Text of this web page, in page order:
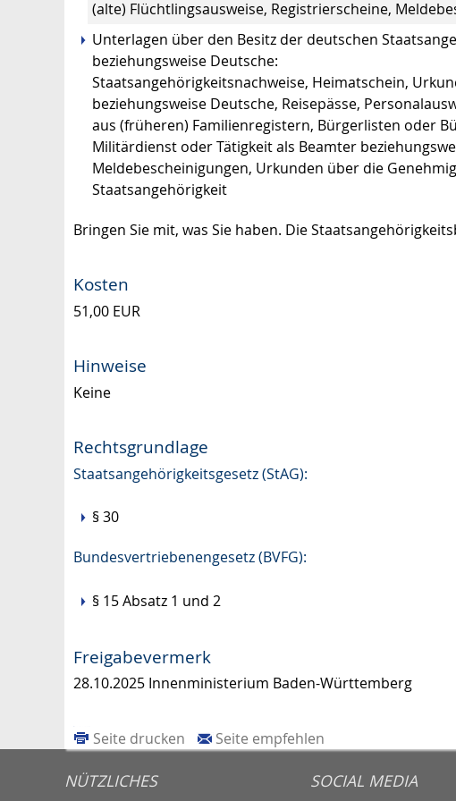
(alte) Flüchtlingsausweise, Registrierscheine,
Unterlagen über den Besitz der deutschen
beziehungsweise Deutsche:
Staatsangehörigkeitsnachweise, Heimatschein,
beziehungsweise Deutsche, Reisepässe,
aus (früheren) Familienregistern, Bürgerlisten oder
Militärdienst oder Tätigkeit als Beamter
Meldebescheinigungen, Urkunden über die
Staatsangehörigkeit
Bringen Sie mit, was Sie haben. Die
Kosten
51,00 EUR
Hinweise
Keine
Rechtsgrundlage
Staatsangehörigkeitsgesetz (StAG):
§ 30
Bundesvertriebenengesetz (BVFG):
§ 15 Absatz 1 und 2
Freigabevermerk
28.10.2025 Innenministerium Baden-Württemberg
Seite drucken Seite empfehlen
NÜTZLICHES SOCIAL MEDIA